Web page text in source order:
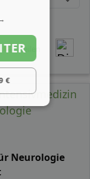
Teilen
Neurologie
€